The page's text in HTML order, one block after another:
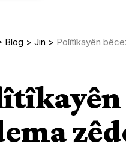
Blog > Jin > Polîtîkayên